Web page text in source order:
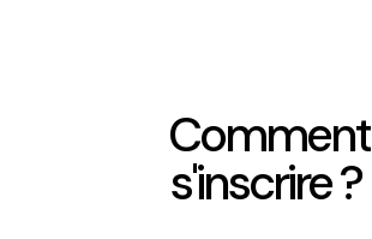
Comment
s'inscrire ?